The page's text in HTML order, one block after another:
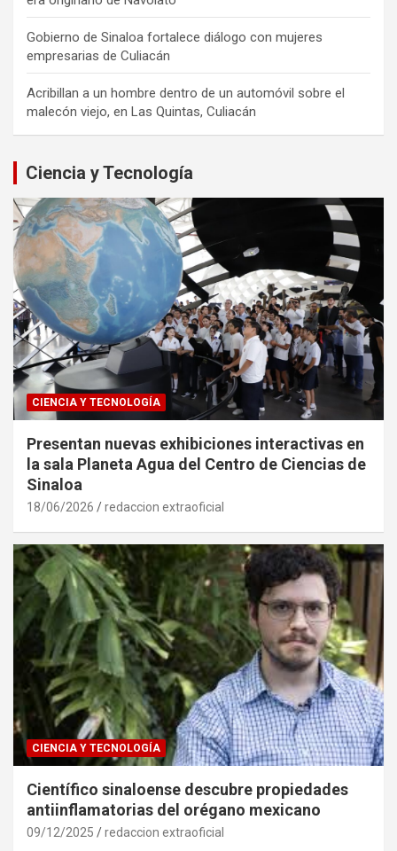
Gobierno de Sinaloa fortalece diálogo con mujeres
empresarias de Culiacán
Acribillan a un hombre dentro de un automóvil sobre el
malecón viejo, en Las Quintas, Culiacán
Ciencia y Tecnología
CIENCIA Y TECNOLOGÍA
Presentan nuevas exhibiciones interactivas en
la sala Planeta Agua del Centro de Ciencias de
Sinaloa
18/06/2026 redaccion extraoficial
CIENCIA Y TECNOLOGÍA
Científico sinaloense descubre propiedades
antiinflamatorias del orégano mexicano
09/12/2025 redaccion extraoficial